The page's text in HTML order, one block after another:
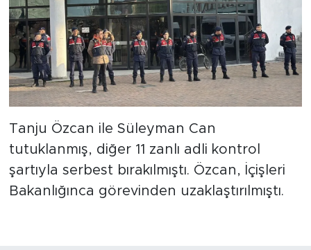
Tanju Özcan ile Süleyman Can
tutuklanmış, diğer 11 zanlı adli kontrol
şartıyla serbest bırakılmıştı. Özcan, İçişleri
Bakanlığınca görevinden uzaklaştırılmıştı.